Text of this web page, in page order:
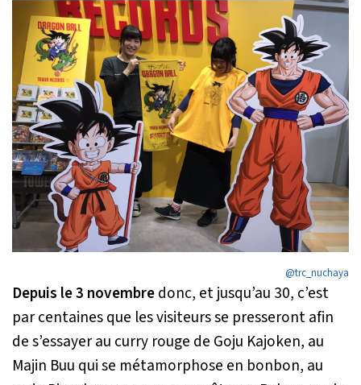
@trc_nuchaya
Depuis le 3 novembredonc, et jusqu’au 30, c’est
par centaines que les visiteurs se presseront afin
de s’essayer au curry rouge de Goju Kajoken, au
Majin Buu qui se métamorphose en bonbon, au